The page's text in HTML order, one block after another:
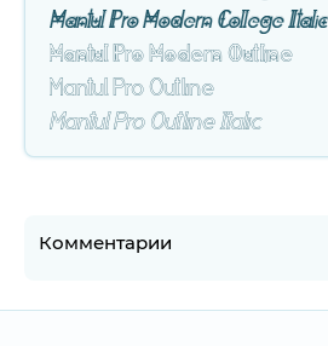
Mantul Pro Modern College Italic
Mantul Pro Modern Outline
Mantul Pro Outline
Mantul Pro Outline Italic
Комментарии